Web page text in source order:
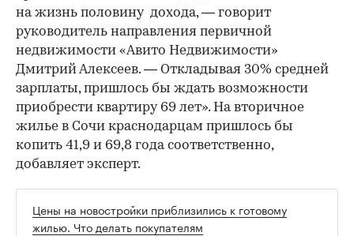
на жизнь половину дохода, — говорит
руководитель направления первичной
недвижимости «Авито Недвижимости»
Дмитрий Алексеев. — Откладывая 30% средней
зарплаты, пришлось бы ждать возможности
приобрести квартиру 69 лет». На вторичное
жилье в Сочи краснодарцам пришлось бы
копить 41,9 и 69,8 года соответственно,
добавляет эксперт.
Цены на новостройки приблизились к готовому
жилью. Что делать покупателям